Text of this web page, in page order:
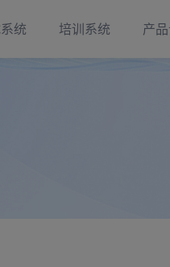
统 培训系统 产